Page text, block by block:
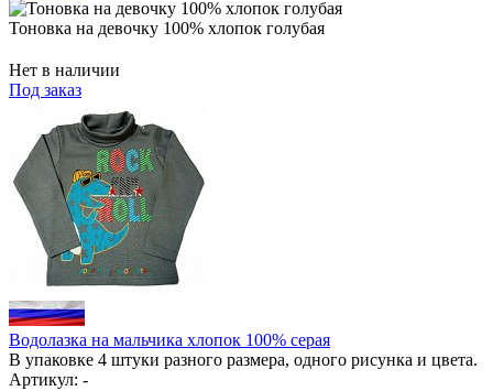
Тоновка на девочку 100% хлопок голубая
Нет в наличии
Под заказ
Водолазка на мальчика хлопок 100% серая
В упаковке 4 штуки разного размера, одного рисунка и цвета.
Артикул: -